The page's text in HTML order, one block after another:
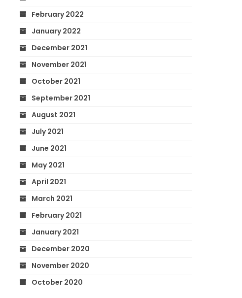
February 2022
January 2022
December 2021
November 2021
October 2021
September 2021
August 2021
July 2021
June 2021
May 2021
April 2021
March 2021
February 2021
January 2021
December 2020
November 2020
October 2020